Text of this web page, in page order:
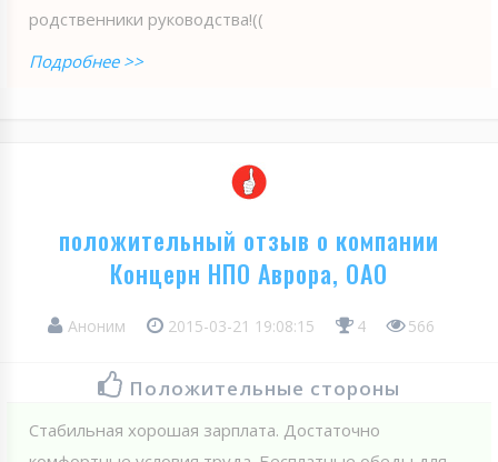
родственники руководства!((
Подробнее >>
положительный отзыв о компании
Концерн НПО Аврора, ОАО
Аноним 2015-03-21 19:08:15 4 566
Положительные стороны
Стабильная хорошая зарплата. Достаточно